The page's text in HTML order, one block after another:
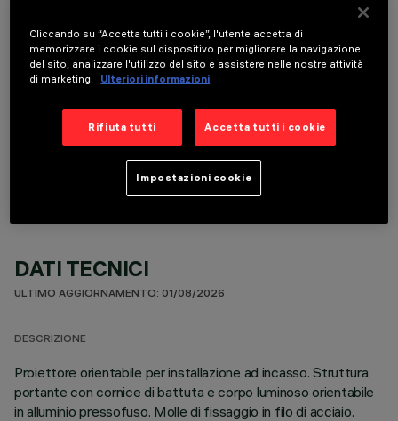
COMPONENTI OPZIONALI
DATI TECNICI
ULTIMO AGGIORNAMENTO: 01/08/2026
DESCRIZIONE
Proiettore orientabile per installazione ad incasso. Struttura
portante con cornice di battuta e corpo luminoso orientabile
in alluminio pressofuso. Molle di fissaggio in filo di acciaio.
Cliccando su “Accetta tutti i cookie”, l'utente accetta di
memorizzare i cookie sul dispositivo per migliorare la navigazione
del sito, analizzare l'utilizzo del sito e assistere nelle nostre attività
di marketing.
Ulteriori informazioni
Rifiuta tutti Accetta tutti i cookie
Impostazioni cookie